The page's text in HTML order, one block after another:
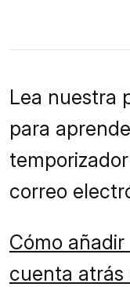
Lea nuestra
para
correo
Cómo
cuenta